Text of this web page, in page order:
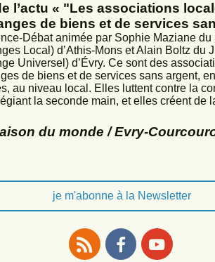
l’actu « "Les associations
de biens et de services
Débat animée par Sophie Maziane du
Local) d’Athis-Mons et Alain Boltz du
Universel) d’Évry. Ce sont des
de biens et de services sans argent,
au niveau local. Elles luttent contre la
la seconde main, et elles créent de
du monde / Evry-
je m'abonne à la Newsletter